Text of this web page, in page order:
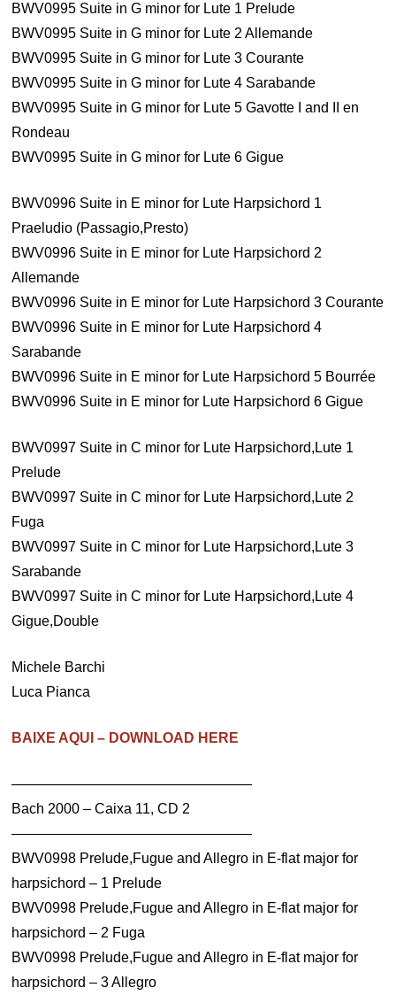
BWV0995 Suite in G minor for Lute 1 Prelude
BWV0995 Suite in G minor for Lute 2 Allemande
BWV0995 Suite in G minor for Lute 3 Courante
BWV0995 Suite in G minor for Lute 4 Sarabande
BWV0995 Suite in G minor for Lute 5 Gavotte I and II en
Rondeau
BWV0995 Suite in G minor for Lute 6 Gigue
BWV0996 Suite in E minor for Lute Harpsichord 1
Praeludio (Passagio,Presto)
BWV0996 Suite in E minor for Lute Harpsichord 2
Allemande
BWV0996 Suite in E minor for Lute Harpsichord 3 Courante
BWV0996 Suite in E minor for Lute Harpsichord 4
Sarabande
BWV0996 Suite in E minor for Lute Harpsichord 5 Bourrée
BWV0996 Suite in E minor for Lute Harpsichord 6 Gigue
BWV0997 Suite in C minor for Lute Harpsichord,Lute 1
Prelude
BWV0997 Suite in C minor for Lute Harpsichord,Lute 2
Fuga
BWV0997 Suite in C minor for Lute Harpsichord,Lute 3
Sarabande
BWV0997 Suite in C minor for Lute Harpsichord,Lute 4
Gigue,Double
Michele Barchi
Luca Pianca
BAIXE AQUI – DOWNLOAD HERE
—————————————————
Bach 2000 – Caixa 11, CD 2
—————————————————
BWV0998 Prelude,Fugue and Allegro in E-flat major for
harpsichord – 1 Prelude
BWV0998 Prelude,Fugue and Allegro in E-flat major for
harpsichord – 2 Fuga
BWV0998 Prelude,Fugue and Allegro in E-flat major for
harpsichord – 3 Allegro